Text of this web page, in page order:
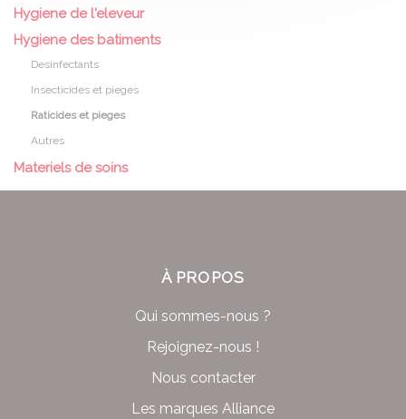
Hygiene de l'eleveur
Hygiene des batiments
Desinfectants
Insecticides et pieges
Raticides et pieges
Autres
Materiels de soins
À PROPOS
Qui sommes-nous ?
Rejoignez-nous !
Nous contacter
Les marques Alliance